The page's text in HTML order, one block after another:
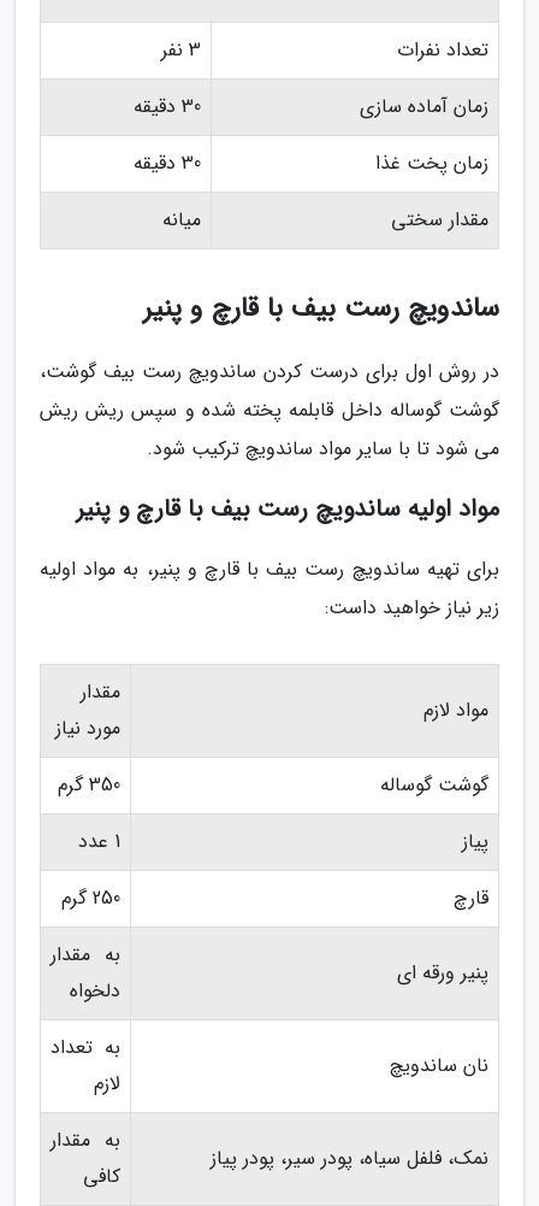
تعداد نفرات
3 نفر
زمان آماده سازی
30 دقیقه
زمان پخت غذا
30 دقیقه
مقدار سختی
میانه
ساندویچ رست بیف با قارچ و پنیر
در روش اول برای درست کردن ساندویچ رست بیف گوشت،
گوشت گوساله داخل قابلمه پخته شده و سپس ریش ریش
می شود تا با سایر مواد ساندویچ ترکیب شود.
مواد اولیه ساندویچ رست بیف با قارچ و پنیر
برای تهیه ساندویچ رست بیف با قارچ و پنیر، به مواد اولیه
زیر نیاز خواهید داست:
مواد لازم
مقدار
مورد نیاز
گوشت گوساله
350 گرم
پیاز
1 عدد
قارچ
250 گرم
پنیر ورقه ای
به مقدار
دلخواه
نان ساندویچ
به تعداد
لازم
نمک، فلفل سیاه، پودر سیر، پودر پیاز
به مقدار
کافی